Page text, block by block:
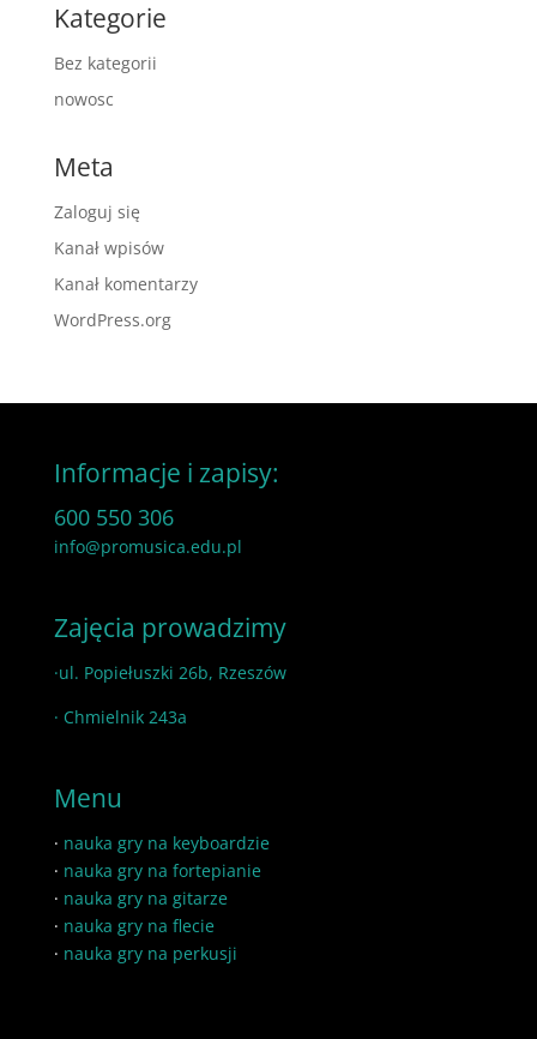
Kategorie
Bez kategorii
nowosc
Meta
Zaloguj się
Kanał wpisów
Kanał komentarzy
WordPress.org
Informacje i zapisy:
600 550 306
info@promusica.edu.pl
Zajęcia prowadzimy
·ul. Popiełuszki 26b, Rzeszów
· Chmielnik 243a
Menu
· nauka gry na keyboardzie
· nauka gry na fortepianie
· nauka gry na gitarze
· nauka gry na flecie
· nauka gry na perkusji